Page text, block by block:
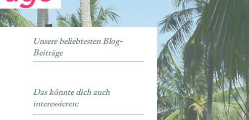
Unsere beliebtesten Blog-
Beiträge
Das könnte dich auch
interessieren: